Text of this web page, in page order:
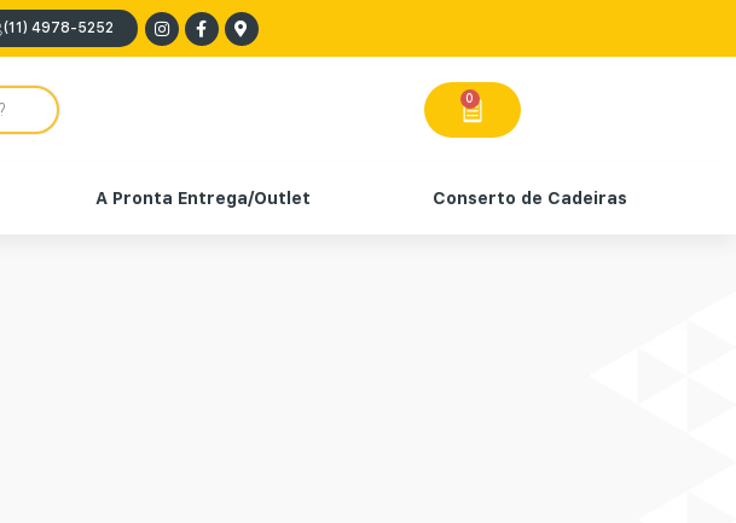
(11) 4978-5252
0
A Pronta Entrega/Outlet Conserto de Cadeiras